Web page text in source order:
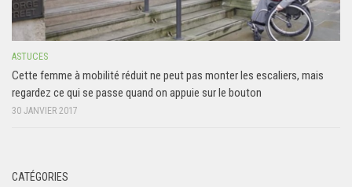
ASTUCES
Cette femme à mobilité réduit ne peut pas monter les escaliers, mais
regardez ce qui se passe quand on appuie sur le bouton
30 JANVIER 2017
CATÉGORIES